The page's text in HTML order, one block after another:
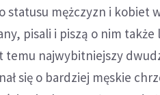
statusu mężczyzn i kobiet
pisali i piszą o nim także
temu najwybitniejszy
się o bardziej męskie